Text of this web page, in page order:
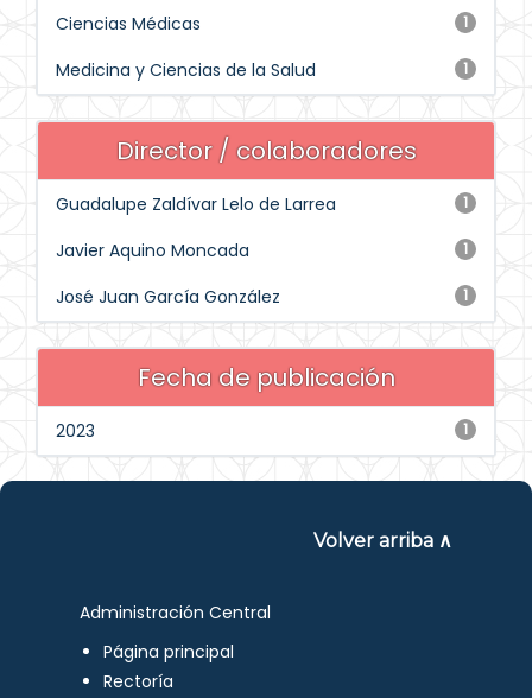
1
Ciencias Médicas
1
Medicina y Ciencias de la Salud
Director / colaboradores
1
Guadalupe Zaldívar Lelo de Larrea
1
Javier Aquino Moncada
1
José Juan García González
Fecha de publicación
1
2023
Volver arriba ∧
Administración Central
Página principal
Rectoría